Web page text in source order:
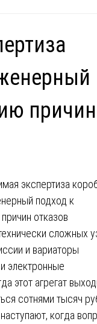
причин
сложных
и вариаторы
электронные
этот агрегат
сотнями тысяч
когда